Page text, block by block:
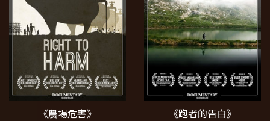
《農場危害》 《跑者的告白》